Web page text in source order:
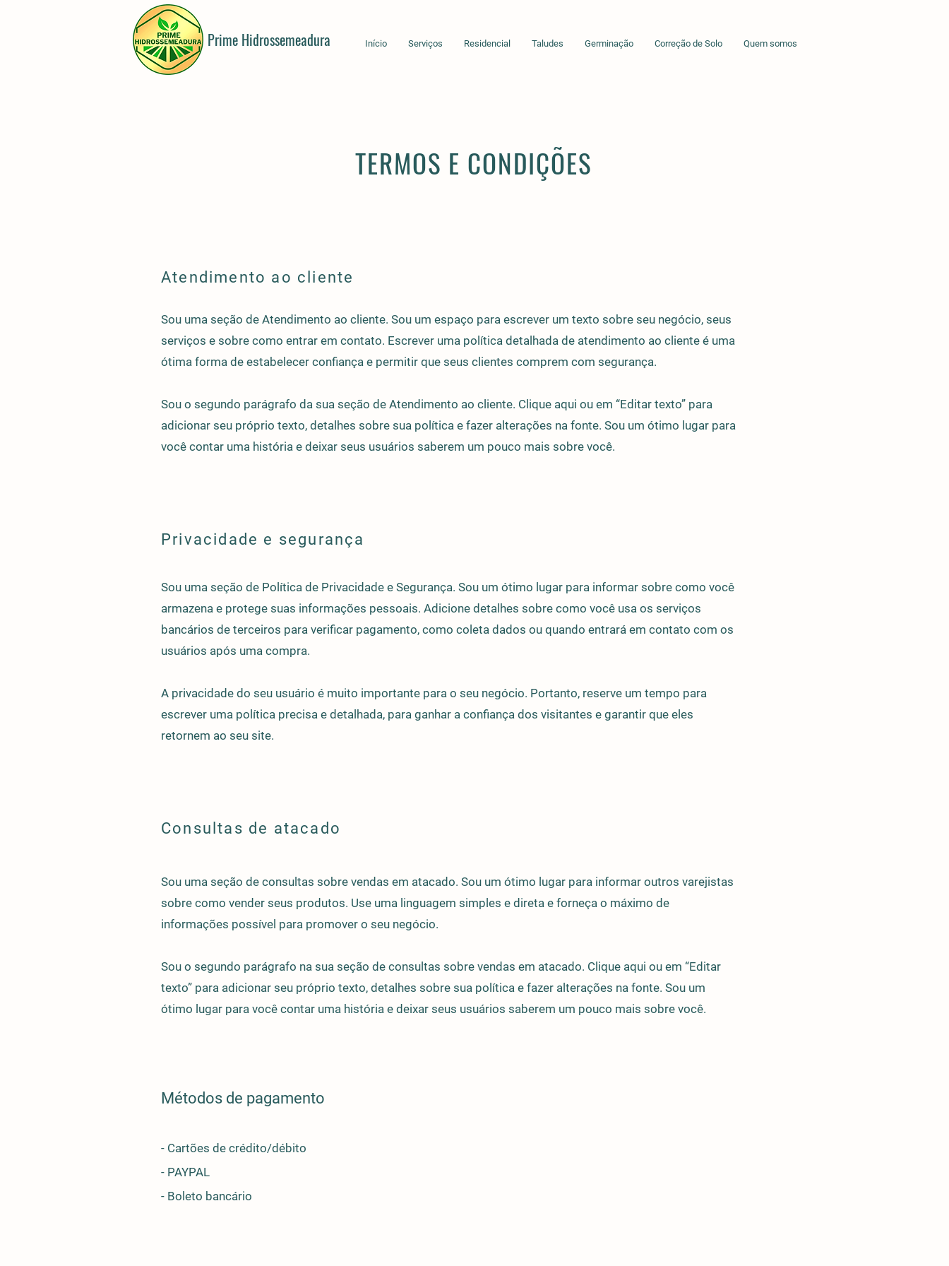
Prime Hidrossemeadura Início Serviços Residencial Taludes Germinação Correção de Solo Quem somos
TERMOS E CONDIÇÕES
Atendimento ao cliente
Sou uma seção de Atendimento ao cliente. Sou um espaço para escrever um texto sobre seu negócio, seus
serviços e sobre como entrar em contato. Escrever uma política detalhada de atendimento ao cliente é uma
ótima forma de estabelecer confiança e permitir que seus clientes comprem com segurança.
Sou o segundo parágrafo da sua seção de Atendimento ao cliente. Clique aqui ou em “Editar texto” para
adicionar seu próprio texto, detalhes sobre sua política e fazer alterações na fonte. Sou um ótimo lugar para
você contar uma história e deixar seus usuários saberem um pouco mais sobre você.
Privacidade e segurança
Sou uma seção de Política de Privacidade e Segurança. Sou um ótimo lugar para informar sobre como você
armazena e protege suas informações pessoais. Adicione detalhes sobre como você usa os serviços
bancários de terceiros para verificar pagamento, como coleta dados ou quando entrará em contato com os
usuários após uma compra.
A privacidade do seu usuário é muito importante para o seu negócio. Portanto, reserve um tempo para
escrever uma política precisa e detalhada, para ganhar a confiança dos visitantes e garantir que eles
retornem ao seu site.
Consultas de atacado
Sou uma seção de consultas sobre vendas em atacado. Sou um ótimo lugar para informar outros varejistas
sobre como vender seus produtos. Use uma linguagem simples e direta e forneça o máximo de
informações possível para promover o seu negócio.
Sou o segundo parágrafo na sua seção de consultas sobre vendas em atacado. Clique aqui ou em “Editar
texto” para adicionar seu próprio texto, detalhes sobre sua política e fazer alterações na fonte. Sou um
ótimo lugar para você contar uma história e deixar seus usuários saberem um pouco mais sobre você.
Métodos de pagamento
- Cartões de crédito/débito
- PAYPAL
- Boleto bancário